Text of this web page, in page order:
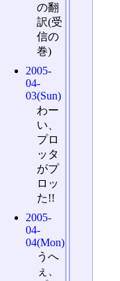
の翻
訳(受
信の
巻)
2005-
04-
03(Sun)
わー
い、
プロ
ッタ
がプ
ロッ
た!!
2005-
04-
04(Mon)
うへ
ぇ、